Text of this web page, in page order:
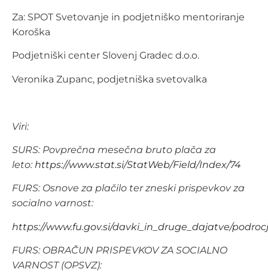
Za: SPOT Svetovanje in podjetniško mentoriranje
Koroška
Podjetniški center Slovenj Gradec d.o.o.
Veronika Zupanc, podjetniška svetovalka
Viri:
SURS: Povprečna mesečna bruto plača za
leto: https://www.stat.si/StatWeb/Field/Index/74
FURS: Osnove za plačilo ter zneski prispevkov za
socialno varnost:
https://www.fu.gov.si/davki_in_druge_dajatve/
FURS: OBRAČUN PRISPEVKOV ZA SOCIALNO
VARNOST (OPSVZ):